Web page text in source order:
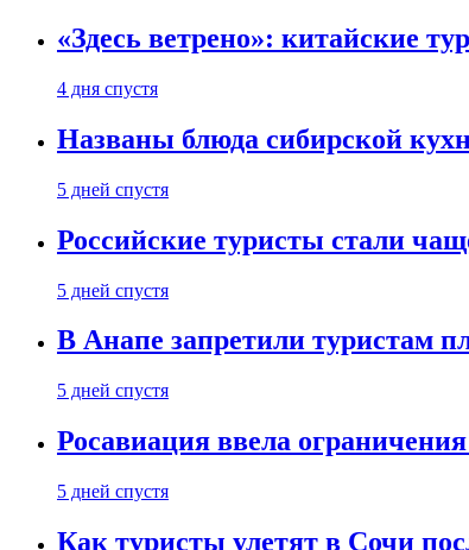
«Здесь ветрено»: китайские
4 дня спустя
Названы блюда сибирской
5 дней спустя
Российские туристы стали
5 дней спустя
В Анапе запретили туристам
5 дней спустя
Росавиация ввела
5 дней спустя
Как туристы улетят в Сочи